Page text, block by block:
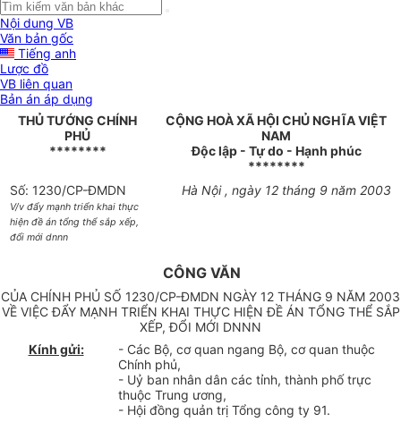
Nội dung VB
Văn bản gốc
Tiếng anh
Lược đồ
VB liên quan
Bản án áp dụng
THỦ TƯỚNG CHÍNH
PHỦ
********
CỘNG HOÀ XÃ HỘI CHỦ NGHĨA VIỆT
NAM
Độc lập - Tự do - Hạnh phúc
********
Số: 1230/CP-ĐMDN
V/v đẩy mạnh triển khai thực
hiện đề án tổng thể sắp xếp,
đổi mới dnnn
Hà Nội , ngày 12 tháng 9 năm 2003
CÔNG VĂN
CỦA CHÍNH PHỦ SỐ 1230/CP-ĐMDN NGÀY 12 THÁNG 9 NĂM 2003
VỀ VIỆC ĐẨY MẠNH TRIỂN KHAI THỰC HIỆN ĐỀ ÁN TỔNG THỂ SẮP
XẾP, ĐỔI MỚI DNNN
Kính gửi:
- Các Bộ, cơ quan ngang Bộ, cơ quan thuộc
Chính phủ,
- Uỷ ban nhân dân các tỉnh, thành phố trực
thuộc Trung ương,
- Hội đồng quản trị Tổng công ty 91.